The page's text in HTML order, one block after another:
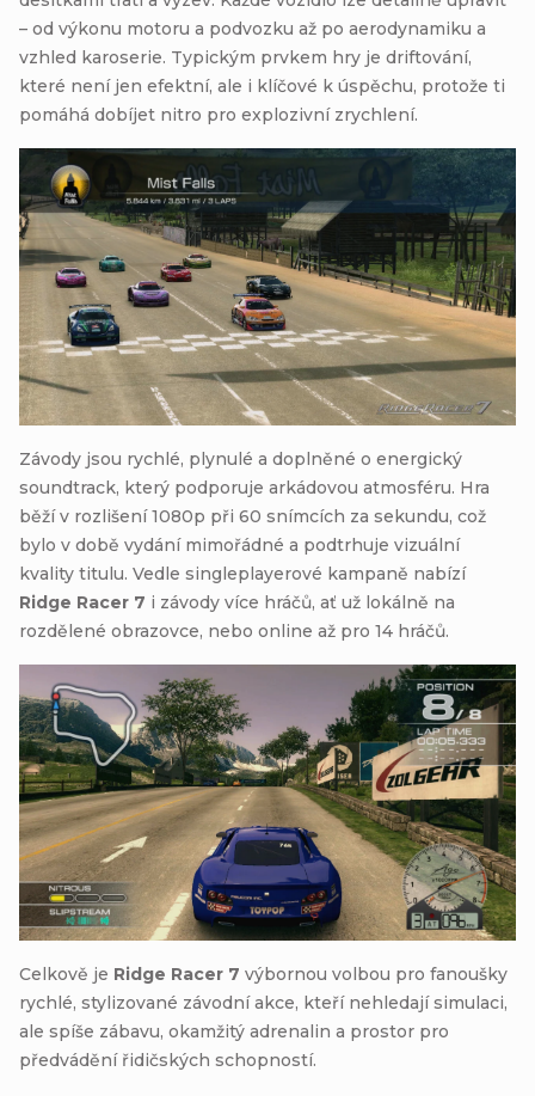
– od výkonu motoru a podvozku až po aerodynamiku a
vzhled karoserie. Typickým prvkem hry je driftování,
které není jen efektní, ale i klíčové k úspěchu, protože ti
pomáhá dobíjet nitro pro explozivní zrychlení.
Závody jsou rychlé, plynulé a doplněné o energický
soundtrack, který podporuje arkádovou atmosféru. Hra
běží v rozlišení 1080p při 60 snímcích za sekundu, což
bylo v době vydání mimořádné a podtrhuje vizuální
kvality titulu. Vedle singleplayerové kampaně nabízí
Ridge Racer 7 i závody více hráčů, ať už lokálně na
rozdělené obrazovce, nebo online až pro 14 hráčů.
Celkově je Ridge Racer 7 výbornou volbou pro fanoušky
rychlé, stylizované závodní akce, kteří nehledají simulaci,
ale spíše zábavu, okamžitý adrenalin a prostor pro
předvádění řidičských schopností.